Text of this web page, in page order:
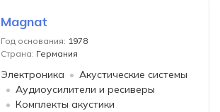
Magnat
Год основания: 1978
Страна: Германия
Электроника
Акустические системы
Аудиоусилители и ресиверы
Комплекты акустики